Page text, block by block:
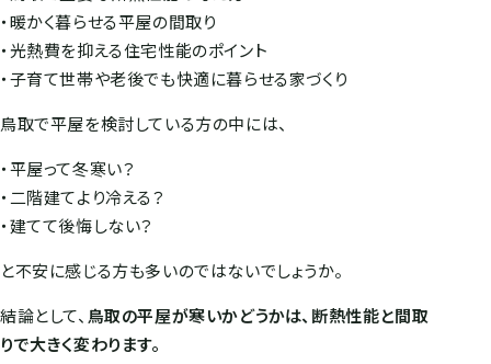
・暖かく暮らせる平屋の間取り
・光熱費を抑える住宅性能のポイント
・子育て世帯や老後でも快適に暮らせる家づくり
鳥取で平屋を検討している方の中には、
・平屋って冬寒い？
・二階建てより冷える？
・建てて後悔しない？
と不安に感じる方も多いのではないでしょうか。
結論として、 鳥取の平屋が寒いかどうかは、断熱性能と間取
りで大きく変わります。